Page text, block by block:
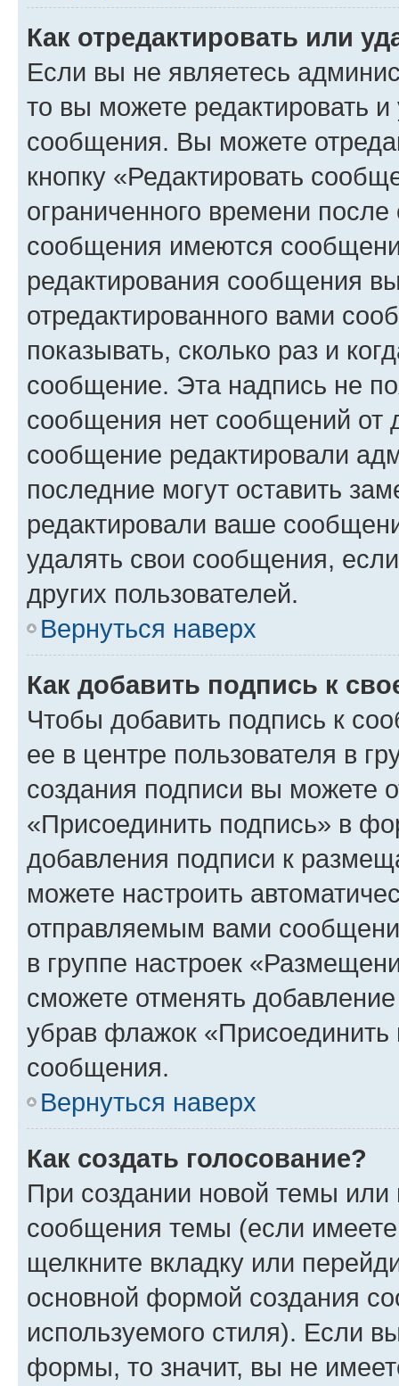
Как отредактировать или
Если вы не являетесь
то вы можете редактировать
сообщения. Вы можете
кнопку «Редактировать
ограниченного времени
сообщения имеются
редактирования сообщения
отредактированного вами
показывать, сколько раз и
сообщение. Эта надпись не
сообщения нет сообщений от
сообщение редактировали
последние могут оставить
редактировали ваше
удалять свои сообщения,
других пользователей.
Вернуться наверх
Как добавить подпись к
Чтобы добавить подпись к
ее в центре пользователя в
создания подписи вы можете
«Присоединить подпись» в
добавления подписи к
можете настроить
отправляемым вами
в группе настроек
сможете отменять
убрав флажок
сообщения.
Вернуться наверх
Как создать голосование?
При создании новой темы или
сообщения темы (если
щелкните вкладку или
основной формой создания
используемого стиля). Если
формы, то значит, вы не